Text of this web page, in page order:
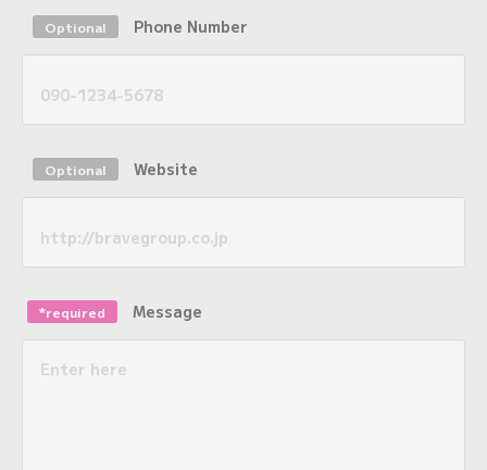
Optional Phone Number
Optional Website
*required Message